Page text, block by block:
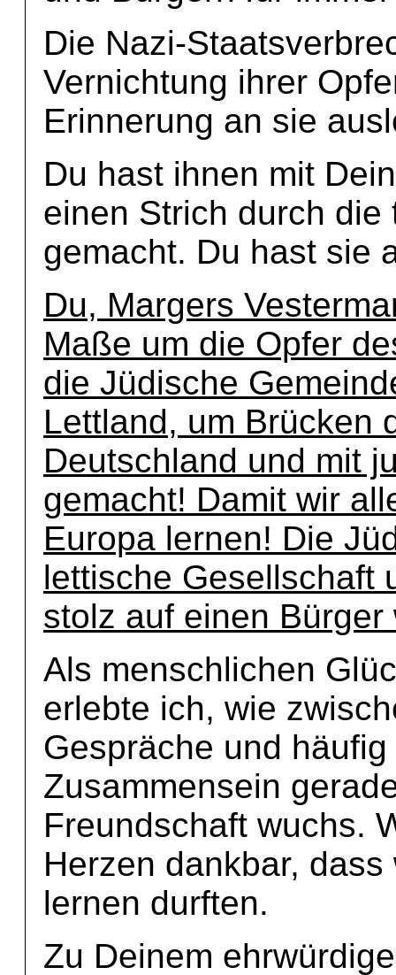
Die Nazi-
Vernichtung ihrer
Erinnerung an sie
Du hast ihnen mit
einen Strich durch
gemacht. Du hast sie
Du, Margers
Maße um die Opfer
die Jüdische
Lettland, um Brücken
Deutschland und mit
gemacht! Damit wir
Europa lernen! Die
lettische Gesellschaft
stolz auf einen
Als menschlichen
erlebte ich, wie
Gespräche und
Zusammensein
Freundschaft wuchs.
Herzen dankbar,
lernen durften.
Zu Deinem